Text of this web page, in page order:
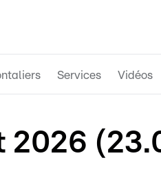
Services Vidéos
2026